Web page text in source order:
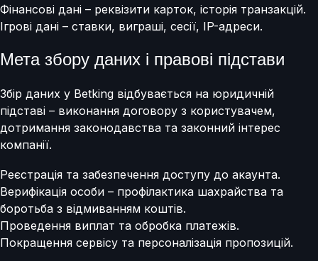
Фінансові дані – реквізити карток, історія транзакцій.
Ігрові дані – ставки, виграші, сесії, IP-адреси.
Мета збору даних і правові підстави
Збір даних у Betking відбувається на юридичній
підставі – виконання договору з користувачем,
дотримання законодавства та законний інтерес
компанії.
Реєстрація та забезпечення доступу до акаунта.
Верифікація особи – профілактика шахрайства та
боротьба з відмиванням коштів.
Проведення виплат та обробка платежів.
Покращення сервісу та персоналізація пропозицій.